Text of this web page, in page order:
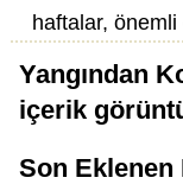
haftalar,
Yangından
içerik
Son